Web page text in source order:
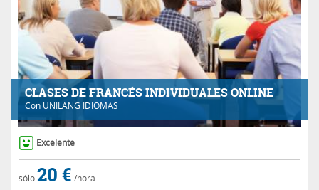
CLASES DE FRANCÉS INDIVIDUALES ONLINE
Con UNILANG IDIOMAS
Excelente
sólo20 € /hora